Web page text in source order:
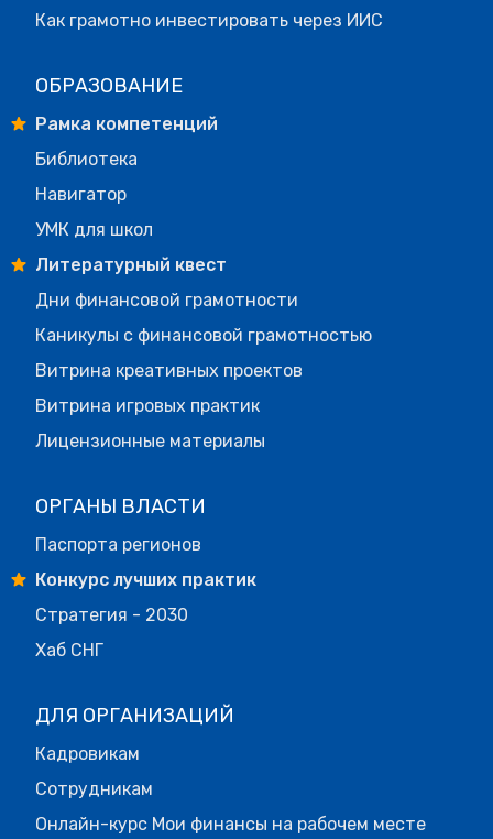
Как грамотно инвестировать через ИИС
ОБРАЗОВАНИЕ
Рамка компетенций
Библиотека
Навигатор
УМК для школ
Литературный квест
Дни финансовой грамотности
Каникулы с финансовой грамотностью
Витрина креативных проектов
Витрина игровых практик
Лицензионные материалы
ОРГАНЫ ВЛАСТИ
Паспорта регионов
Конкурс лучших практик
Стратегия - 2030
Хаб СНГ
ДЛЯ ОРГАНИЗАЦИЙ
Кадровикам
Сотрудникам
Онлайн-курс Мои финансы на рабочем месте